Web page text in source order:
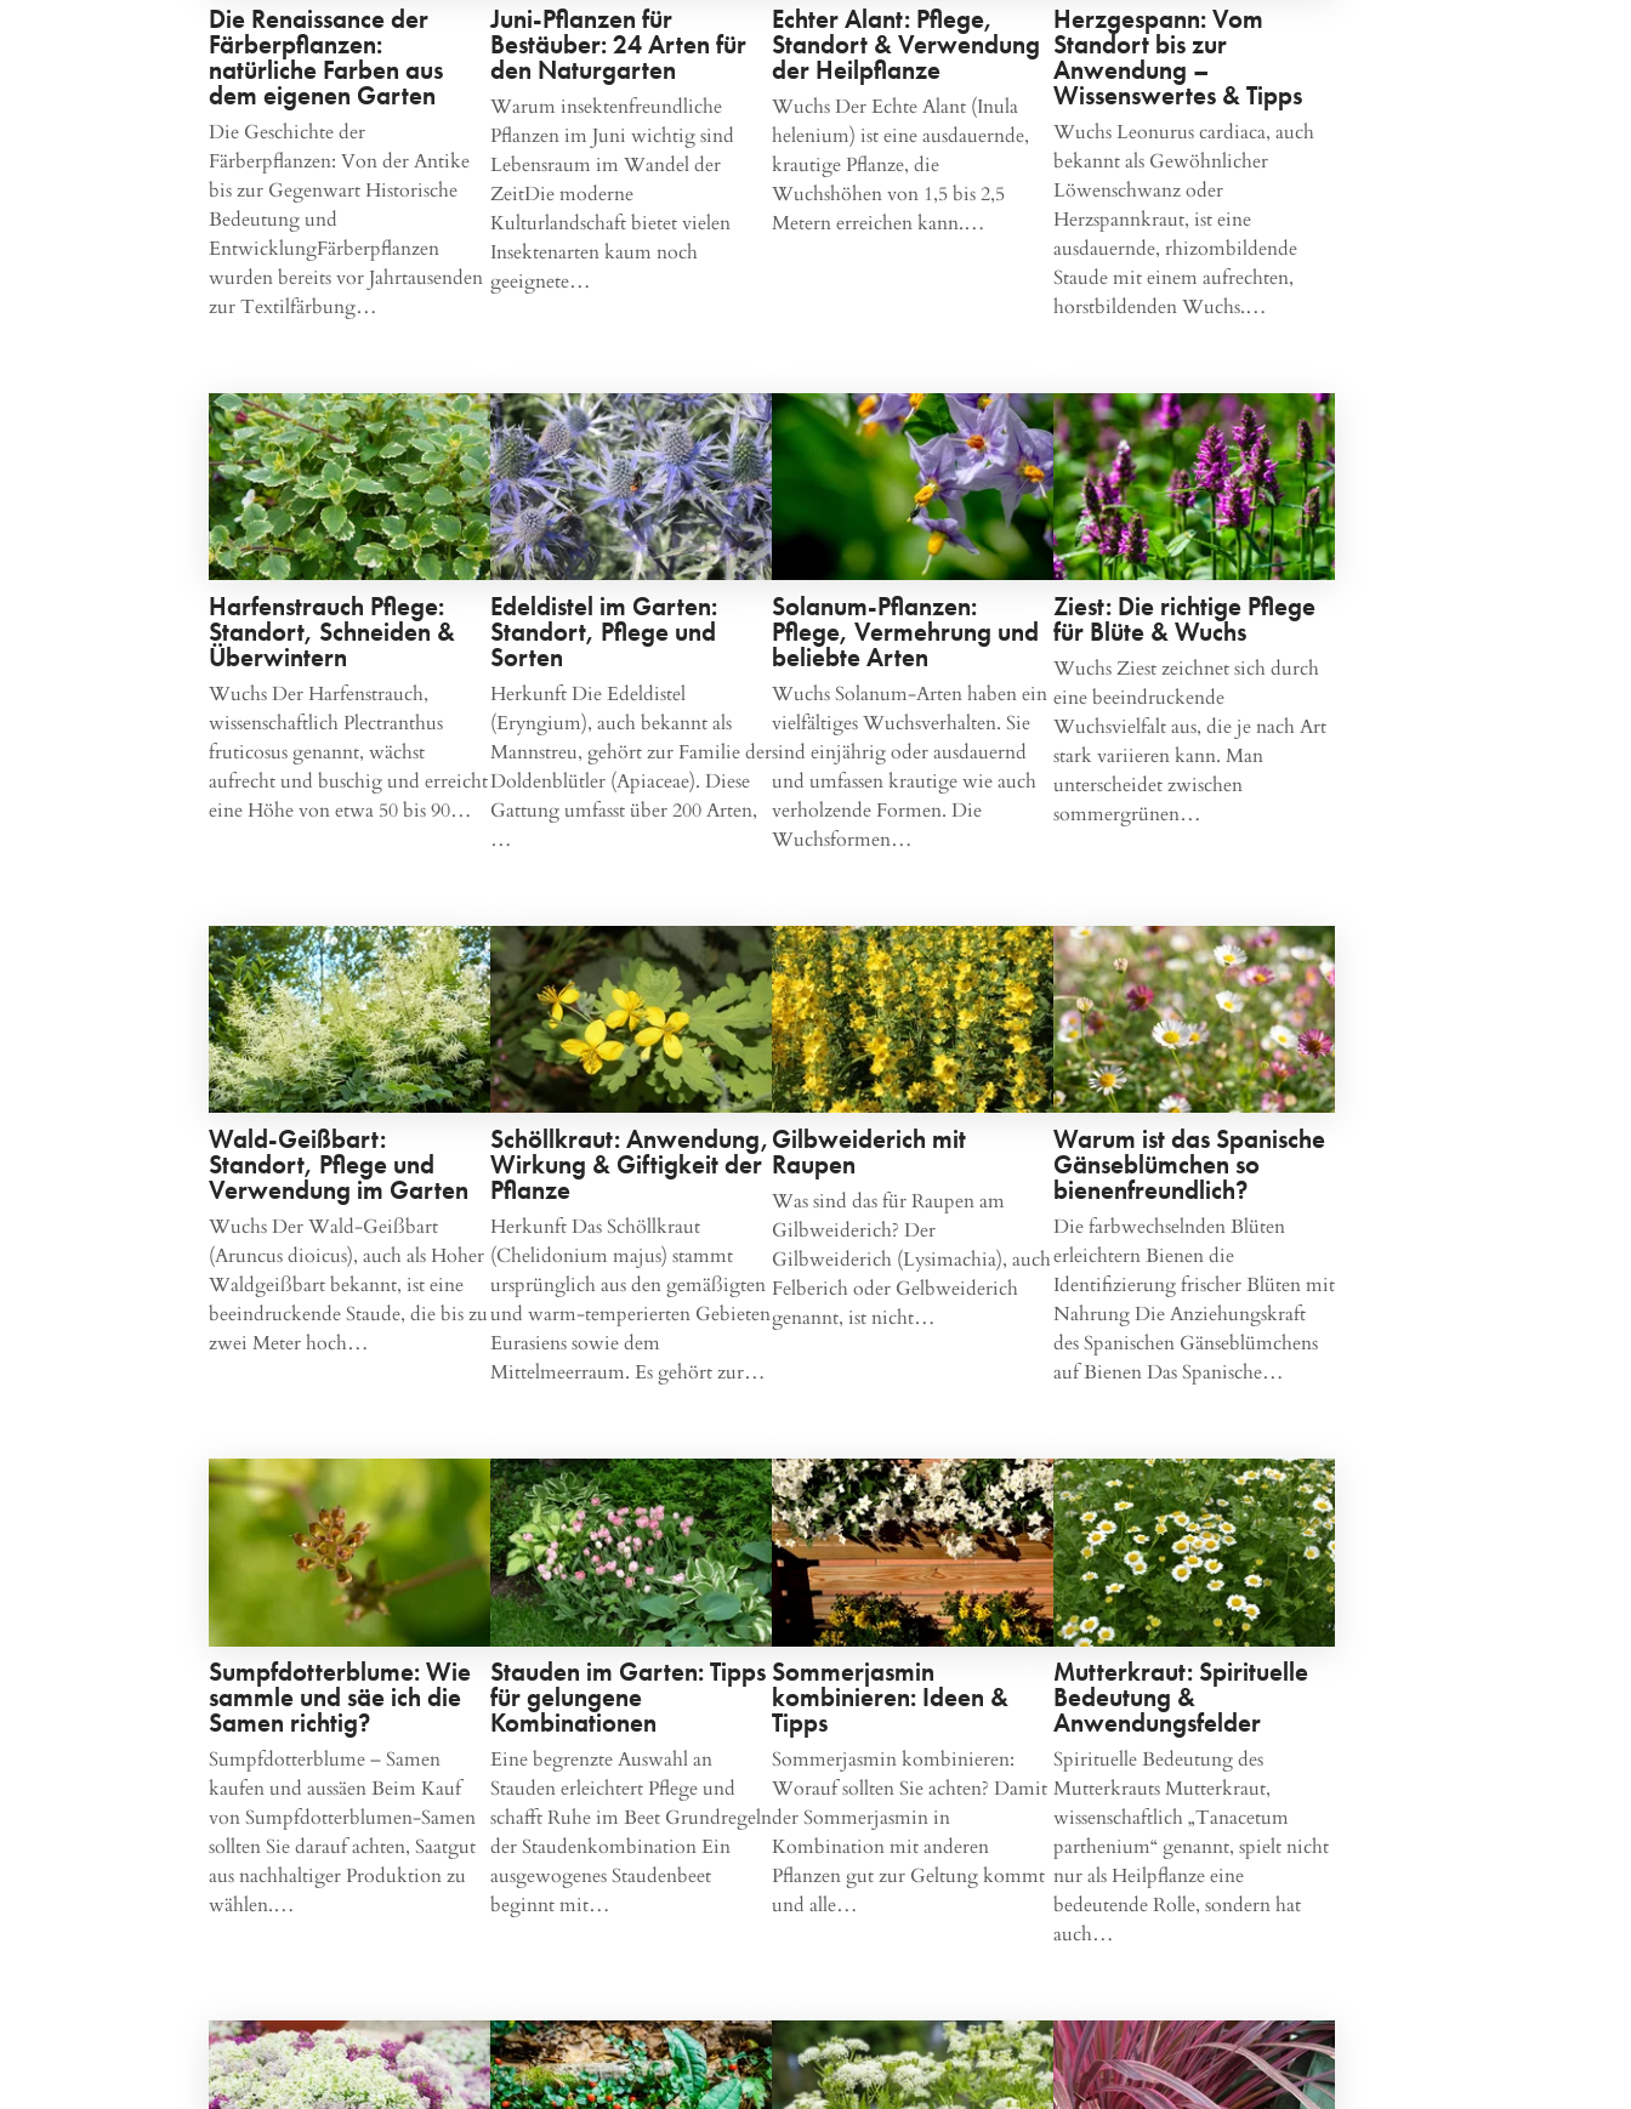
Die Renaissance der
Färberpflanzen:
natürliche Farben aus
dem eigenen Garten
Die Geschichte der
Färberpflanzen: Von der Antike
bis zur Gegenwart Historische
Bedeutung und
EntwicklungFärberpflanzen
wurden bereits vor Jahrtausenden
zur Textilfärbung…
Juni-Pflanzen für
Bestäuber: 24 Arten für
den Naturgarten
Warum insektenfreundliche
Pflanzen im Juni wichtig sind
Lebensraum im Wandel der
ZeitDie moderne
Kulturlandschaft bietet vielen
Insektenarten kaum noch
geeignete…
Echter Alant: Pflege,
Standort & Verwendung
der Heilpflanze
Wuchs Der Echte Alant (Inula
helenium) ist eine ausdauernde,
krautige Pflanze, die
Wuchshöhen von 1,5 bis 2,5
Metern erreichen kann.…
Herzgespann: Vom
Standort bis zur
Anwendung –
Wissenswertes & Tipps
Wuchs Leonurus cardiaca, auch
bekannt als Gewöhnlicher
Löwenschwanz oder
Herzspannkraut, ist eine
ausdauernde, rhizombildende
Staude mit einem aufrechten,
horstbildenden Wuchs.…
Harfenstrauch Pflege:
Standort, Schneiden &
Überwintern
Wuchs Der Harfenstrauch,
wissenschaftlich Plectranthus
fruticosus genannt, wächst
aufrecht und buschig und erreicht
eine Höhe von etwa 50 bis 90…
Edeldistel im Garten:
Standort, Pflege und
Sorten
Herkunft Die Edeldistel
(Eryngium), auch bekannt als
Mannstreu, gehört zur Familie der
Doldenblütler (Apiaceae). Diese
Gattung umfasst über 200 Arten,
…
Solanum-Pflanzen:
Pflege, Vermehrung und
beliebte Arten
Wuchs Solanum-Arten haben ein
vielfältiges Wuchsverhalten. Sie
sind einjährig oder ausdauernd
und umfassen krautige wie auch
verholzende Formen. Die
Wuchsformen…
Ziest: Die richtige Pflege
für Blüte & Wuchs
Wuchs Ziest zeichnet sich durch
eine beeindruckende
Wuchsvielfalt aus, die je nach Art
stark variieren kann. Man
unterscheidet zwischen
sommergrünen…
Wald-Geißbart:
Standort, Pflege und
Verwendung im Garten
Wuchs Der Wald-Geißbart
(Aruncus dioicus), auch als Hoher
Waldgeißbart bekannt, ist eine
beeindruckende Staude, die bis zu
zwei Meter hoch…
Schöllkraut: Anwendung,
Wirkung & Giftigkeit der
Pflanze
Herkunft Das Schöllkraut
(Chelidonium majus) stammt
ursprünglich aus den gemäßigten
und warm-temperierten Gebieten
Eurasiens sowie dem
Mittelmeerraum. Es gehört zur…
Gilbweiderich mit
Raupen
Was sind das für Raupen am
Gilbweiderich? Der
Gilbweiderich (Lysimachia), auch
Felberich oder Gelbweiderich
genannt, ist nicht…
Warum ist das Spanische
Gänseblümchen so
bienenfreundlich?
Die farbwechselnden Blüten
erleichtern Bienen die
Identifizierung frischer Blüten mit
Nahrung Die Anziehungskraft
des Spanischen Gänseblümchens
auf Bienen Das Spanische…
Sumpfdotterblume: Wie
sammle und säe ich die
Samen richtig?
Sumpfdotterblume – Samen
kaufen und aussäen Beim Kauf
von Sumpfdotterblumen-Samen
sollten Sie darauf achten, Saatgut
aus nachhaltiger Produktion zu
wählen.…
Stauden im Garten: Tipps
für gelungene
Kombinationen
Eine begrenzte Auswahl an
Stauden erleichtert Pflege und
schafft Ruhe im Beet Grundregeln
der Staudenkombination Ein
ausgewogenes Staudenbeet
beginnt mit…
Sommerjasmin
kombinieren: Ideen &
Tipps
Sommerjasmin kombinieren:
Worauf sollten Sie achten? Damit
der Sommerjasmin in
Kombination mit anderen
Pflanzen gut zur Geltung kommt
und alle…
Mutterkraut: Spirituelle
Bedeutung &
Anwendungsfelder
Spirituelle Bedeutung des
Mutterkrauts Mutterkraut,
wissenschaftlich „Tanacetum
parthenium“ genannt, spielt nicht
nur als Heilpflanze eine
bedeutende Rolle, sondern hat
auch…